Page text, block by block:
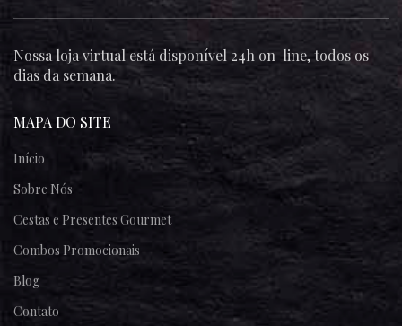
Nossa loja virtual está disponível 24h on-line, todos os
dias da semana.
MAPA DO SITE
Início
Sobre Nós
Cestas e Presentes Gourmet
Combos Promocionais
Blog
Contato